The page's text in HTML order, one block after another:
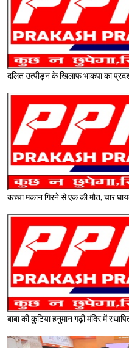
दलित उत्पीड़न के खिलाफ भाकपा का
कच्चा मकान गिरने से एक की मौत, चार
बाबा की कुटिया हनुमान गढ़ी मंदिर में